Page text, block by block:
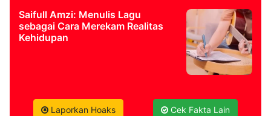
Saifull Amzi: Menulis Lagu
sebagai Cara Merekam Realitas
Kehidupan
Laporkan Hoaks Cek Fakta Lain